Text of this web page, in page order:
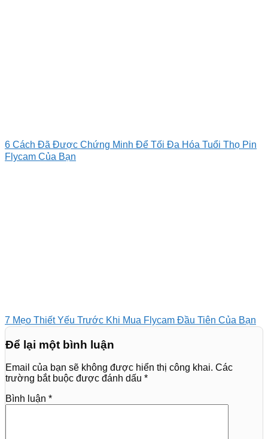
6 Cách Đã Được Chứng Minh Để Tối Đa Hóa Tuổi Thọ Pin
Flycam Của Bạn
7 Mẹo Thiết Yếu Trước Khi Mua Flycam Đầu Tiên Của Bạn
Để lại một bình luận
Email của bạn sẽ không được hiển thị công khai. Các
trường bắt buộc được đánh dấu *
Bình luận *